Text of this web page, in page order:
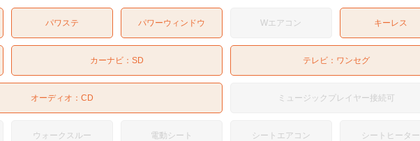
パワステ パワーウィンドウ Wエアコン キーレス
カーナビ： SD テレビ： ワンセグ
オーディオ： CD ミュージックプレイヤー接続可
ウォークスルー 電動シート シートエアコン シートヒーター